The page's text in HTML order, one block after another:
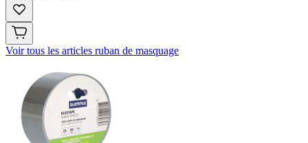
Voir tous les articles ruban de masquage